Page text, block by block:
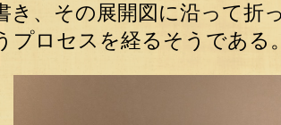
き、その展開図に沿って折
プロセスを経るそうである